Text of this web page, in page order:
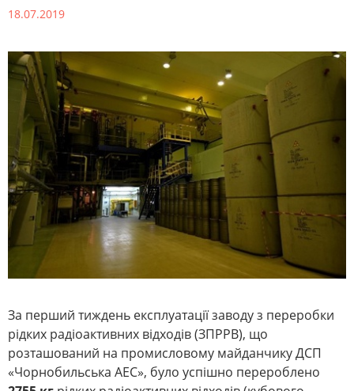
18.07.2019
За перший тиждень експлуатації заводу з переробки
рідких радіоактивних відходів (ЗПРРВ), що
розташований на промисловому майданчику ДСП
«Чорнобильська АЕС», було успішно перероблено